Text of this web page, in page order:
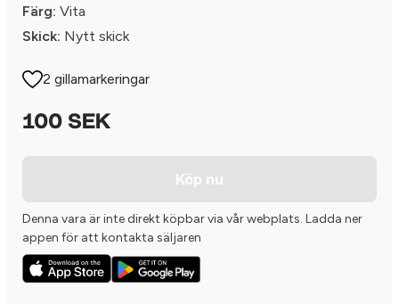
Färg: Vita
Skick: Nytt skick
2 gillamarkeringar
100 SEK
Köp nu
Denna vara är inte direkt köpbar via vår webplats. Ladda ner
appen för att kontakta säljaren